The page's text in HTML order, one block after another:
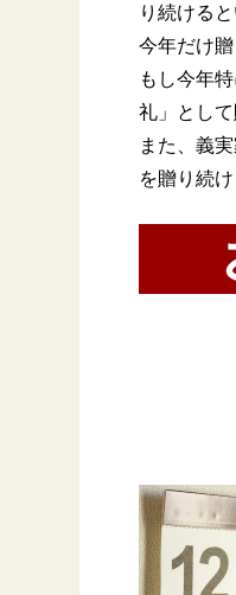
り続ける
今年だけ
もし今年
礼」として
また、義
を贈り続